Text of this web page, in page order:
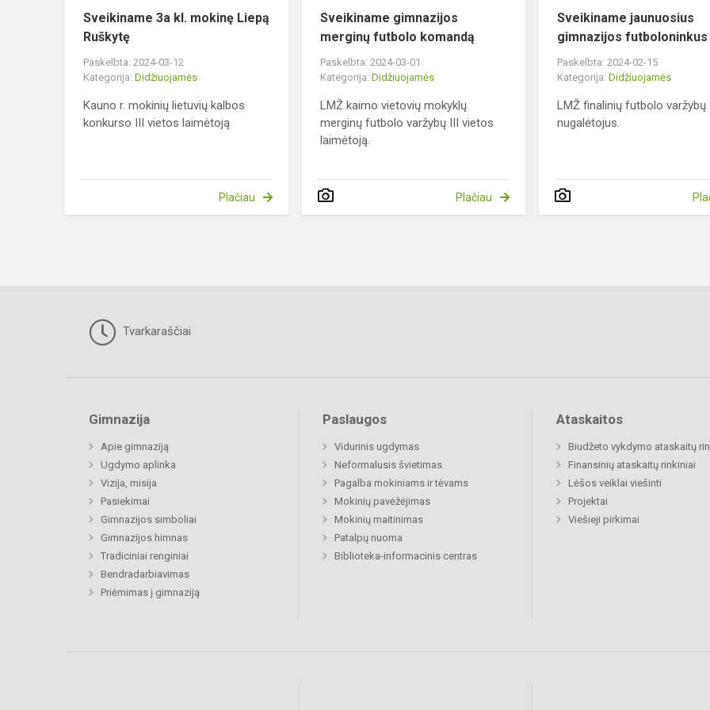
Sveikiname 3a kl. mokinę Liepą
Ruškytę
Paskelbta: 2024-03-12
Kategorija: Didžiuojamės
Kauno r. mokinių lietuvių kalbos
konkurso III vietos laimėtoją
Plačiau
Sveikiname gimnazijos
merginų futbolo komandą
Paskelbta: 2024-03-01
Kategorija:Didžiuojamės
LMŽ kaimo vietovių mokyklų
merginų futbolo varžybų III vietos
laimėtoją.
Plačiau
Sveikiname jaunuosius
gimnazijos futboloninkus
Paskelbta: 2024-02-15
Kategorija:Didžiuojamės
LMŽ finalinių futbolo varžybų
nugalėtojus.
Tvarkaraščiai
Gimnazija
Apie gimnaziją
Ugdymo aplinka
Vizija, misija
Pasiekimai
Gimnazijos simboliai
Gimnazijos himnas
Tradiciniai renginiai
Bendradarbiavimas
Priėmimas į gimnaziją
Paslaugos
Vidurinis ugdymas
Neformalusis švietimas
Pagalba mokiniams ir tėvams
Mokinių pavėžėjimas
Mokinių maitinimas
Patalpų nuoma
Biblioteka-informacinis centras
Ataskaitos
Biudžeto vykdymo ataskaitų
Finansinių ataskaitų rinkiniai
Lėšos veiklai viešinti
Projektai
Viešieji pirkimai